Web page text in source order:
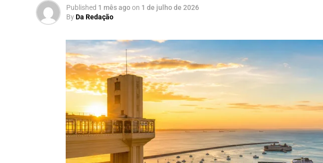
Published 1 mês agoon 1 de julho de 2026
ByDa Redação